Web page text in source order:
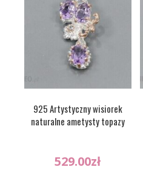
925 Artystyczny wisiorek
naturalne ametysty topazy
529.00zł